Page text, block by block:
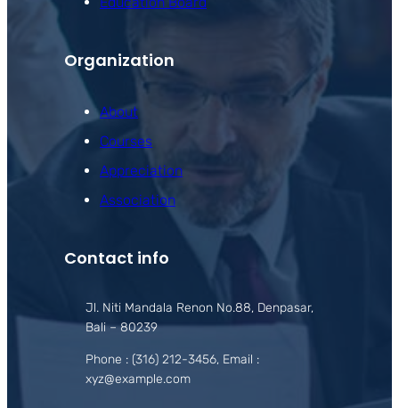
Organization
About
Courses
Appreciation
Association
Contact info
Jl. Niti Mandala Renon No.88, Denpasar,
Bali – 80239
Phone : (316) 212-3456, Email :
xyz@example.com